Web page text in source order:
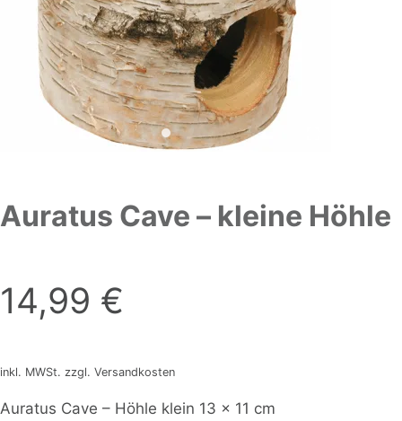
Auratus Cave – kleine Höhle
14,99 €
inkl. MWSt. zzgl. Versandkosten
Auratus Cave – Höhle klein 13 × 11 cm